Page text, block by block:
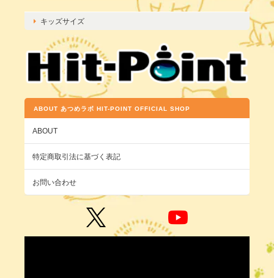
キッズサイズ
ABOUT あつめラボ HIT-POINT OFFICIAL SHOP
ABOUT
特定商取引法に基づく表記
お問い合わせ